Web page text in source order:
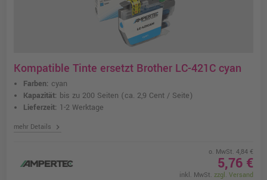
Kompatible Tinte ersetzt Brother LC-421C cyan
Farben: cyan
Kapazität: bis zu 200 Seiten (ca. 2,9 Cent / Seite)
Lieferzeit: 1-2 Werktage
mehr Details chevron_right
o. MwSt. 4,84 €
5,76 €
inkl. MwSt. zzgl. Versand